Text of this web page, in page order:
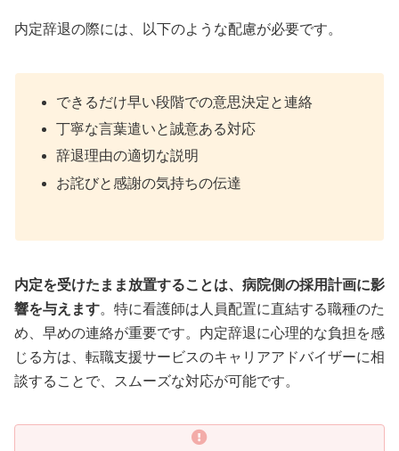
内定辞退の際には、以下のような配慮が必要です。
できるだけ早い段階での意思決定と連絡
丁寧な言葉遣いと誠意ある対応
辞退理由の適切な説明
お詫びと感謝の気持ちの伝達
内定を受けたまま放置することは、病院側の採用計画に影
響を与えます。特に看護師は人員配置に直結する職種のた
め、早めの連絡が重要です。内定辞退に心理的な負担を感
じる方は、転職支援サービスのキャリアアドバイザーに相
談することで、スムーズな対応が可能です。